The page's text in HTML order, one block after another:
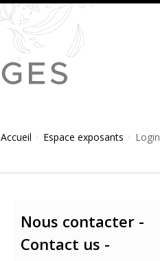
Accueil Espace exposants Login
Nous contacter -
Contact us -